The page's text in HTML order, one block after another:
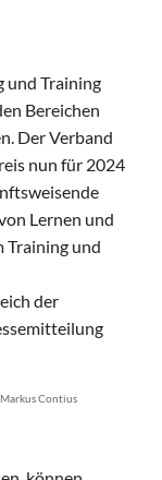
und Training
Bereichen
Der Verband
nun für 2024
Lernen und
Training und
der
Contius